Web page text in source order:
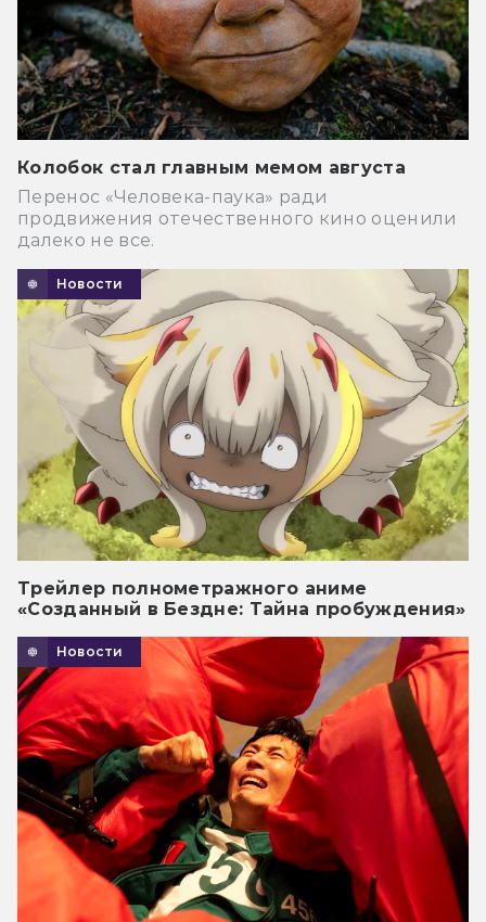
Колобок стал главным мемом августа
Перенос «Человека-паука» ради
продвижения отечественного кино оценили
далеко не все.
Новости
Трейлер полнометражного аниме
«Созданный в Бездне: Тайна пробуждения»
Новости